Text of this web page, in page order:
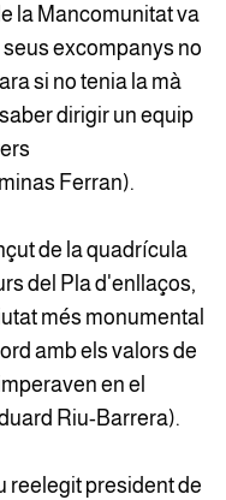
la Mancomunitat va
excompanys no
si no tenia la mà
dirigir un equip
Ferran).
de la quadrícula
del Pla d'enllaços,
més monumental
amb els valors de
en el
Riu-Barrera).
reelegit president de